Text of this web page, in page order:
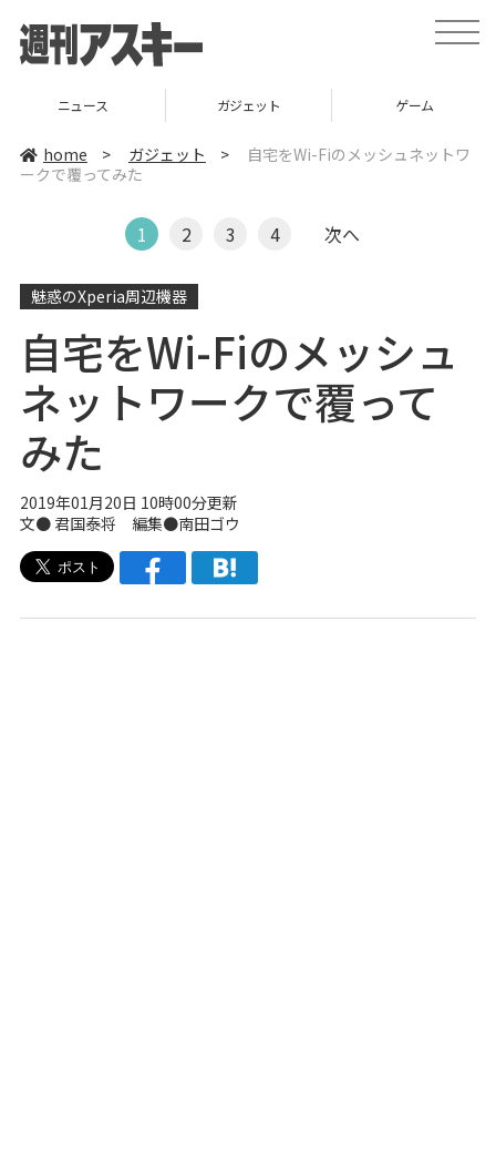
t
o
v
ニュース ガジェット ゲーム
home > ガジェット >
自宅をWi-Fiのメッシュネットワ
ークで覆ってみた
1 2 3 4 次へ
魅惑のXperia周辺機器
自宅をWi-Fiのメッシュ
ネットワークで覆って
みた
2019年01月20日 10時00分更新
文● 君国泰将 編集●南田ゴウ